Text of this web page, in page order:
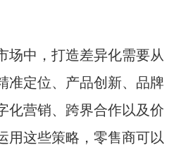
场中，打造差异化需要从
准定位、产品创新、品牌
化营销、跨界合作以及价
用这些策略，零售商可以